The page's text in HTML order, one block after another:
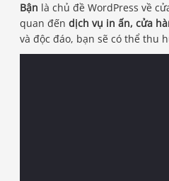
Bận là chủ đề WordPress về
quan đến dịch vụ in ấn, cửa
và độc đáo, bạn sẽ có thể thu